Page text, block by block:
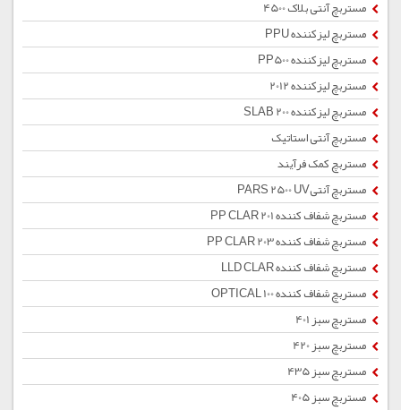
مستربچ آنتی بلاک 4500
مستربچ لیزکننده PPU
مستربچ لیزکننده PP500
مستربچ لیزکننده 2012
مستربچ لیزکننده SLAB 200
مستربچ آنتی استاتیک
مستربچ کمک فرآیند
مستربچ آنتیPARS 2500 UV
مستربچ شفاف کننده PP CLAR 201
مستربچ شفاف کننده PP CLAR 203
مستربچ شفاف کننده LLD CLAR
مستربچ شفاف کننده OPTICAL 100
مستربچ سبز 401
مستربچ سبز 420
مستربچ سبز 435
مستربچ سبز 405